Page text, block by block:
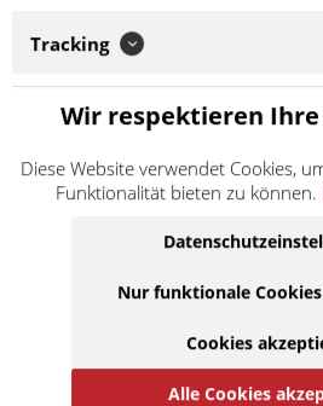
hauptsächlich für hochqualitative
Vespa Roller und Piaggio APE...
34,90 € *
Inhalt:1
inkl. MwSt.zzgl. Versandkosten
Lieferzeit ca. 1 Werktag
In
Auf die Merkliste
Tracking
Wir respektieren
Diese Website verwendet Cookies,
Funktionalität bieten zu können.
Nur funktionale
Cookies
Alle Cookies